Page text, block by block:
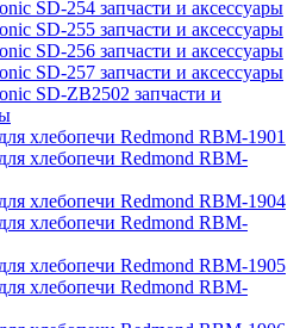
SD-254 запчасти и аксессуары
SD-255 запчасти и аксессуары
SD-256 запчасти и аксессуары
SD-257 запчасти и аксессуары
SD-ZB2502 запчасти и
хлебопечи Redmond RBM-1901
хлебопечи Redmond RBM-
хлебопечи Redmond RBM-1904
хлебопечи Redmond RBM-
хлебопечи Redmond RBM-1905
хлебопечи Redmond RBM-